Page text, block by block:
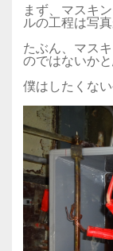
まず、マスキ
ルの工程は写
たぶん、マス
のではないかと
僕はしたくな